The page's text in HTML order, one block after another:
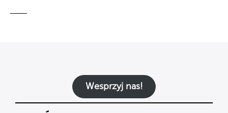
Wesprzyj nas!